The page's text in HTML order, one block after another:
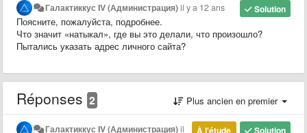
Solution
Галактиккус IV (Администрация)il y a 12 ans
Поясните, пожалуйста, подробнее.
Что значит «натыкал», где вы это делали, что произошло?
Пытались указать адрес личного сайта?
Réponses 2 Plus ancien en premier
Solution
À l'étude
Галактиккус IV (Администрация)il